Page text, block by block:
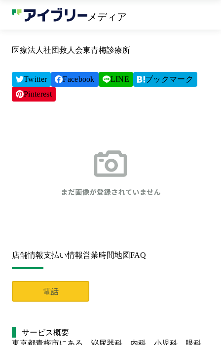
メディア
医療法人社団救人会東青梅診療所
Twitter Facebook LINE
ブックマーク
Pinterest
店舗情報支払い情報営業時間地図FAQ
電話
サービス概要
東京都青梅市にある、泌尿器科、内科、小児科、眼科、